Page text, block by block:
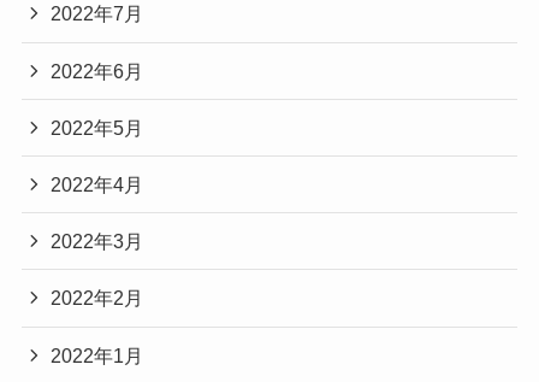
2022年7月
2022年6月
2022年5月
2022年4月
2022年3月
2022年2月
2022年1月